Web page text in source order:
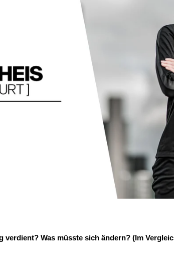
verdient? Was müsste sich ändern? (Im